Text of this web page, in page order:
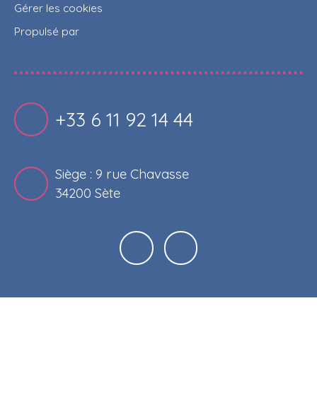
Gérer les cookies
Propulsé par
+33 6 11 92 14 44
Siège : 9 rue Chavasse
34200 Sète